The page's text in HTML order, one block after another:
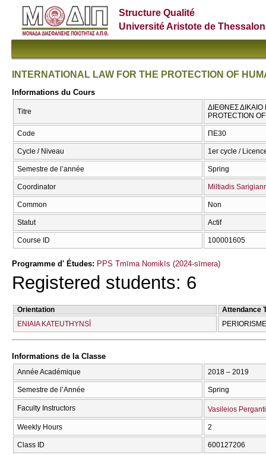
Structure Qualité
Université Aristote de
INTERNATIONAL LAW FOR THE PROTECTION OF
Informations du Cours
Titre
ΔΙΕΘΝΕΣ
PROTECTION
Code ΠΕ30
Cycle / Niveau 1er cycle /
Semestre de l’année Spring
Coordinator Miltiadis
Common Non
Statut Actif
Course ID 100001605
Programme d' Études: PPS Tmīma Nomikīs (2024-sīmera)
Registered students: 6
Orientation
Attendance
ENIAIA KATEUTHYNSĪ
Informations de la Classe
Année Académique 2018 – 2019
Semestre de l’Année Spring
Faculty Instructors Vasileios
Weekly Hours 2
Class ID 600127206